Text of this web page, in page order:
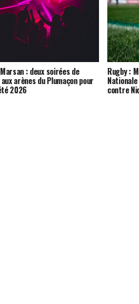
: deux soirées de
arènes du Plumaçon pour
2026
Rugby :
contre